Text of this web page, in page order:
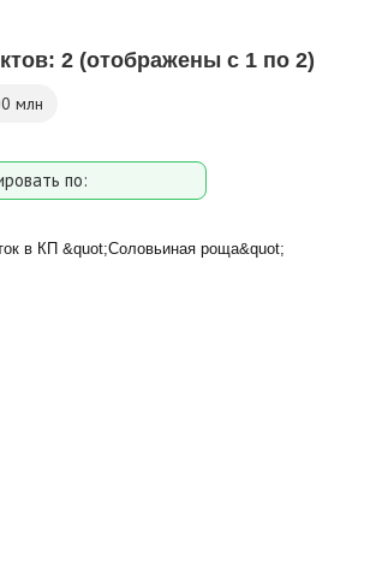
2 (отображены с 1 по 2)
млн
по:
от МКАД